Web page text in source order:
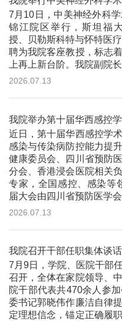
7月10日，中美神经外科
锦江院区举行，斯坦福
授、贝勒斯科特与怀特医
聘为我院客座教授，标志
上再上新台阶。我院副院
2026.07.13
我院举办第十届华西感控
近日，第十届华西感控学
感染与传染病防控能力提
健康委员会、四川省预防
分会、香港浸会医院相关
专家，全国感控、感染等
届大会由四川省预防医学
2026.07.13
我院召开干部任职集体谈
7月9日，学院、医院干部
召开，全体在家院领导、
院干部代表共470余人参
委书记郭晓伟作廉洁自律
定理想信念，锚定正确履